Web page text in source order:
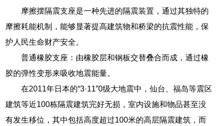
摩擦摆隔震支座是一种先进的隔震装置，通过其独特的
摩擦耗能机制，能够显著提高建筑物和桥梁的抗震性能，保
护人民生命财产安全。
普通橡胶支座：由橡胶层和钢板交替叠合而成，通过橡
胶的弹性变形来吸收地震能量。
在2011年日本的“3·11”0级大地震中，仙台、福岛等震区
建筑等近100栋隔震建筑完好无损，室内设施和物品甚至没
有发生移位，其中包括高度超过100米的高层隔震建筑，而